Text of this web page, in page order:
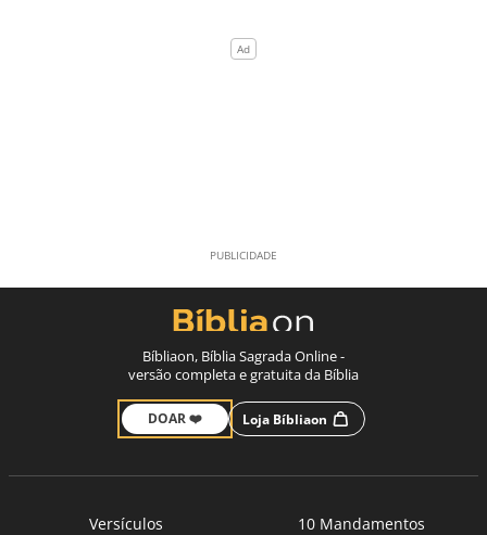
Bíbliaon, Bíblia Sagrada Online -
versão completa e gratuita da Bíblia
DOAR ❤️ Loja Bíbliaon
Versículos
10 Mandamentos